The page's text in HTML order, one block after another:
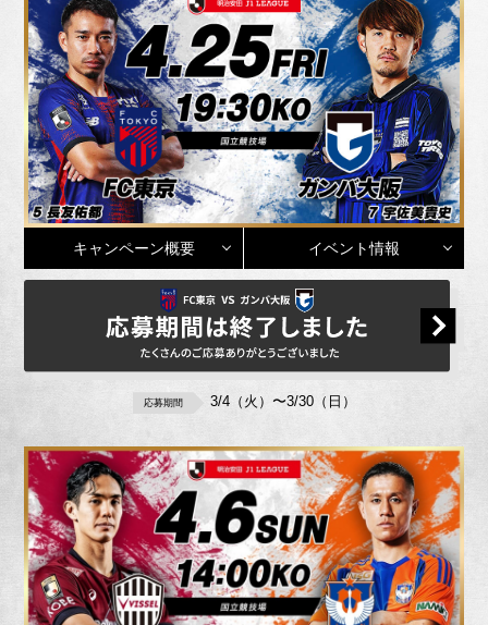
キャンペーン概要 イベント情報
応募期間 3/4（火）〜3/30（日）